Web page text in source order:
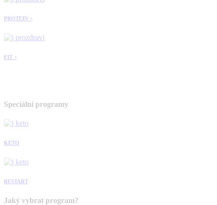
PROTEIN +
FIT +
Speciální programy
KETO
RESTART
Jaký vybrat program?